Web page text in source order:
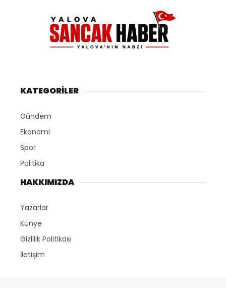
KATEGORİLER
Gündem
Ekonomi
Spor
Politika
HAKKIMIZDA
Yazarlar
Künye
Gizlilik Politikası
İletişim